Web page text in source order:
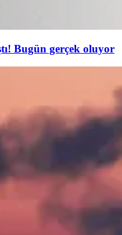
Bugün gerçek oluyor